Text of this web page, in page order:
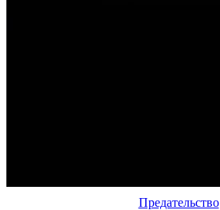
Предательство